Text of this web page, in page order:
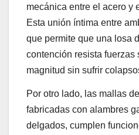
mecánica entre el acero y
Esta unión íntima entre
que permite que una losa
contención resista fuerzas
magnitud sin sufrir
Por otro lado, las mallas
fabricadas con alambres
delgados, cumplen